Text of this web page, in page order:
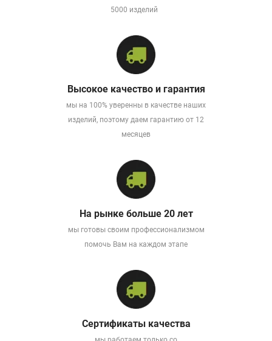
5000 изделий
Высокое качество и гарантия
мы на 100% уверенны в качестве наших
изделий, поэтому даем гарантию от 12
месяцев
На рынке больше 20 лет
мы готовы своим профессионализмом
помочь Вам на каждом этапе
Сертификаты качества